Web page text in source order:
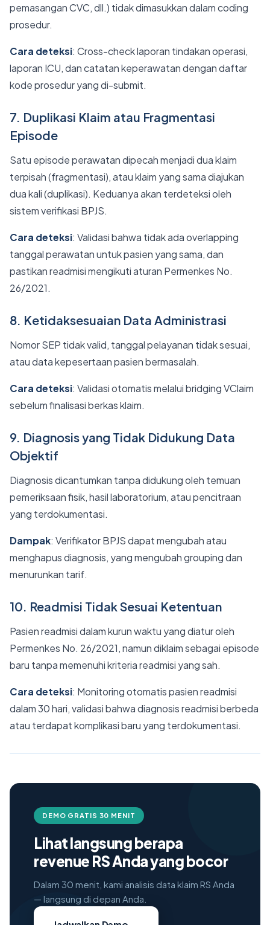
pemasangan CVC, dll.) tidak dimasukkan dalam coding
prosedur.
Cara deteksi: Cross-check laporan tindakan operasi,
laporan ICU, dan catatan keperawatan dengan daftar
kode prosedur yang di-submit.
7. Duplikasi Klaim atau Fragmentasi
Episode
Satu episode perawatan dipecah menjadi dua klaim
terpisah (fragmentasi), atau klaim yang sama diajukan
dua kali (duplikasi). Keduanya akan terdeteksi oleh
sistem verifikasi BPJS.
Cara deteksi: Validasi bahwa tidak ada overlapping
tanggal perawatan untuk pasien yang sama, dan
pastikan readmisi mengikuti aturan Permenkes No.
26/2021.
8. Ketidaksesuaian Data Administrasi
Nomor SEP tidak valid, tanggal pelayanan tidak sesuai,
atau data kepesertaan pasien bermasalah.
Cara deteksi: Validasi otomatis melalui bridging VClaim
sebelum finalisasi berkas klaim.
9. Diagnosis yang Tidak Didukung Data
Objektif
Diagnosis dicantumkan tanpa didukung oleh temuan
pemeriksaan fisik, hasil laboratorium, atau pencitraan
yang terdokumentasi.
Dampak: Verifikator BPJS dapat mengubah atau
menghapus diagnosis, yang mengubah grouping dan
menurunkan tarif.
10. Readmisi Tidak Sesuai Ketentuan
Pasien readmisi dalam kurun waktu yang diatur oleh
Permenkes No. 26/2021, namun diklaim sebagai episode
baru tanpa memenuhi kriteria readmisi yang sah.
Cara deteksi: Monitoring otomatis pasien readmisi
dalam 30 hari, validasi bahwa diagnosis readmisi berbeda
atau terdapat komplikasi baru yang terdokumentasi.
DEMO GRATIS 30 MENIT
Lihat langsung berapa
revenue RS Anda yang bocor
Dalam 30 menit, kami analisis data klaim RS Anda
— langsung di depan Anda.